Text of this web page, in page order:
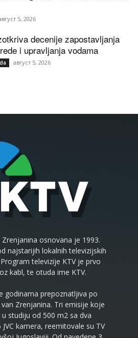
5, 2026
decenije zapostavljanja
i upravljanja vodama
август 5, 2026
Zrenjanina osnovana je 1993.
najstarijih lokalnih televizijskih
televizije KTV je prvo
kabl, te otuda ime KTV.
godinama prepoznatljiva po
Zrenjanina. Tri emisije koje
u studiju od 500 m2 sa dva
kamera, reemitovale su TV